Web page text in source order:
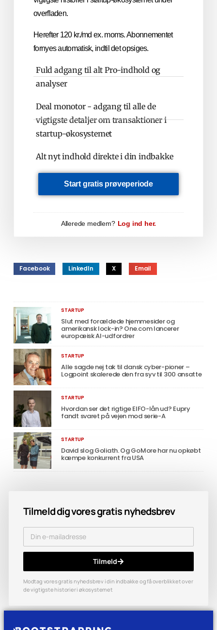
overfladen.
Herefter 120 kr./md ex. moms. Abonnementet
fornyes automatisk, indtil det opsiges.
Fuld adgang til alt Pro-indhold og
analyser
Deal monotor - adgang til alle de
vigtigste detaljer om transaktioner i
startup-økosystemet
Alt nyt indhold direkte i din indbakke
Start gratis prøveperiode
Allerede medlem? Log ind her.
Facebook LinkedIn X Email
STARTUP
Slut med forældede hjemmesider og
amerikansk lock-in? One.com lancerer
europæisk AI-udfordrer
STARTUP
Alle sagde nej tak til dansk cyber-pioner –
Logpoint skalerede den fra syv til 300 ansatte
STARTUP
Hvordan ser det rigtige EIFO-lån ud? Eupry
fandt svaret på vejen mod serie-A
STARTUP
David slog Goliath. Og GoMore har nu opkøbt
kæmpe konkurrent fra USA
Tilmeld dig vores gratis nyhedsbrev
Tilmeld
Modtag vores gratis nyhedsbrev i din indbakke og få overblikket over
de vigtigste historier i økosystemet